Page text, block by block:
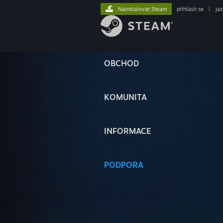
OBCHOD
KOMUNITA
INFORMACE
PODPORA
Nainstalovat Steam přihlásit se